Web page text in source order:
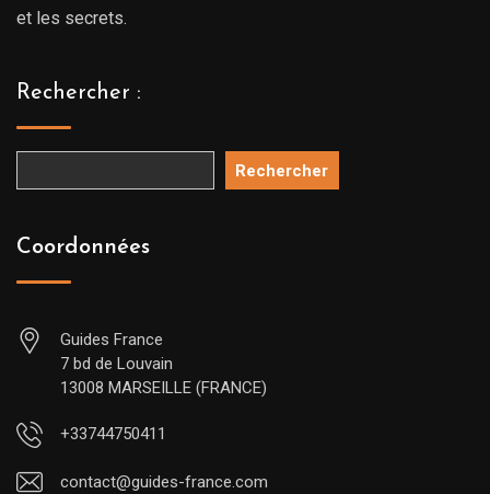
et les secrets.
Rechercher :
Rechercher
Coordonnées
Guides France
7 bd de Louvain
13008 MARSEILLE (FRANCE)
+33744750411
contact@guides-france.com